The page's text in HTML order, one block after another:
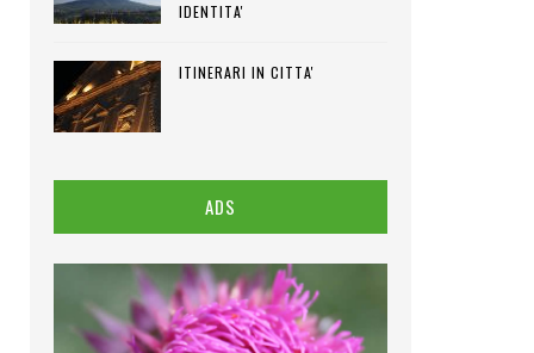
IDENTITA'
ITINERARI IN CITTA'
ADS